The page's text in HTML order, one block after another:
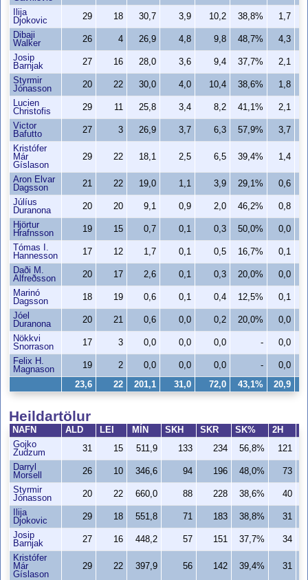
Heildartölur
NAFN ALD LEI MÍN SKH SKR SK% 2H
Gojko
Zudzum
31 15 511,9 133 234 56,8% 121
Darryl
Morsell
26 10 346,6 94 196 48,0% 73
Styrmir
Jónasson
20 22 660,0 88 228 38,6%
40
Ilija
Djokovic
29 18 551,8 71 183 38,8%
31
Josip
Barnjak
27 16 448,2 57 151 37,7%
34
Kristófer
Már
Gíslason
29 22 397,9 56 142 39,4% 31
Ilija
Djokovic
29 18 30,7 3,9 10,2 38,8% 1,7
Dibaji
Walker
26 4 26,9 4,8 9,8 48,7% 4,3
Josip
Barnjak
27 16 28,0 3,6 9,4 37,7% 2,1
Styrmir
Jónasson
20 22 30,0 4,0 10,4 38,6% 1,8
Lucien
Christofis
29 11 25,8 3,4 8,2 41,1% 2,1
Victor
Bafutto
27 3 26,9 3,7 6,3 57,9% 3,7
Kristófer
Már
Gíslason
29 22 18,1 2,5 6,5 39,4% 1,4
Aron Elvar
Dagsson
21 22 19,0 1,1 3,9 29,1% 0,6
Júlíus
Duranona
20 20 9,1 0,9 2,0 46,2% 0,8
Hjörtur
Hrafnsson
19 15 0,7 0,1 0,3 50,0% 0,0
Tómas I.
Hannesson
17 12 1,7 0,1 0,5 16,7% 0,1
Daði M.
Alfreðsson
20 17 2,6 0,1 0,3 20,0% 0,0
Marinó
Dagsson
18 19 0,6 0,1 0,4 12,5% 0,1
Jóel
Duranona
20 21 0,6 0,0 0,2 20,0% 0,0
Nökkvi
Snorrason
17 3 0,0 0,0 0,0 - 0,0
Felix H.
Magnason
19 2 0,0 0,0 0,0 - 0,0
23,6 22 201,1 31,0 72,0 43,1% 20,9